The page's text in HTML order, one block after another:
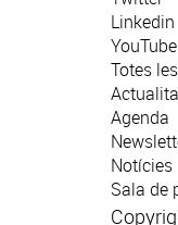
Linkedin
YouTube
Totes
Agenda
Notícies
Sala de